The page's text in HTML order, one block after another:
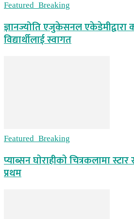
Featured_Breaking
ज्ञानज्योति एजुकेसनल एकेडेमीद्वारा
विद्यार्थीलाई स्वागत
Featured_Breaking
प्याब्सन घाेराहीकाे चित्रकलामा
प्रथम